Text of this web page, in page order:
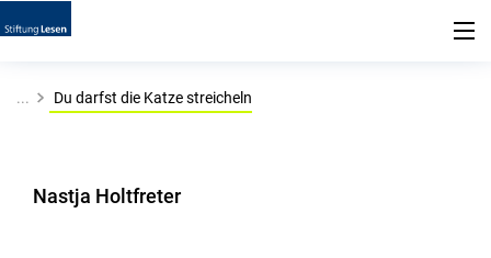
... Du darfst die Katze streicheln
Nastja Holtfreter